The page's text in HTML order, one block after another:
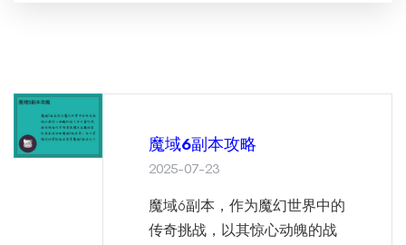
魔域6副本攻略
2025-07-23
魔域6副本，作为魔幻世界中的
传奇挑战，以其惊心动魄的战